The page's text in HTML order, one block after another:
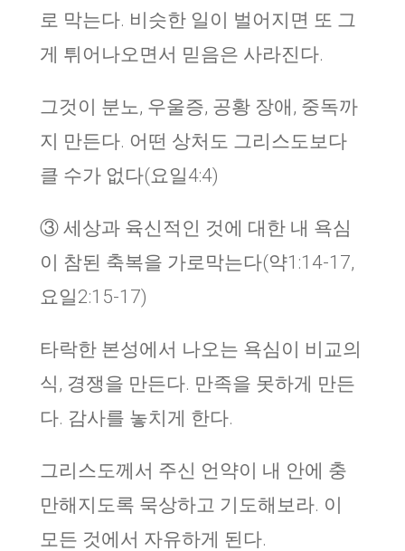
로 막는다. 비슷한 일이 벌어지면 또 그
게 튀어나오면서 믿음은 사라진다.
그것이 분노, 우울증, 공황 장애, 중독까
지 만든다. 어떤 상처도 그리스도보다
클 수가 없다(요일4:4)
③ 세상과 육신적인 것에 대한 내 욕심
이 참된 축복을 가로막는다(약1:14-17,
요일2:15-17)
타락한 본성에서 나오는 욕심이 비교의
식, 경쟁을 만든다. 만족을 못하게 만든
다. 감사를 놓치게 한다.
그리스도께서 주신 언약이 내 안에 충
만해지도록 묵상하고 기도해보라. 이
모든 것에서 자유하게 된다.